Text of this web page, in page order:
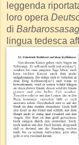
leggenda
loro opera
di
lingua tedesca